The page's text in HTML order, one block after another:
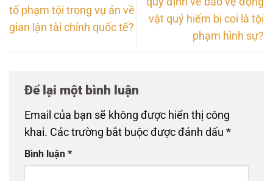
tố phạm tội trong vụ án về
gian lận tài chính quốc tế?
vật quý hiếm bị coi là tội
phạm hình sự?
Để lại một bình luận
Email của bạn sẽ không được hiển thị công
khai. Các trường bắt buộc được đánh dấu *
Bình luận *